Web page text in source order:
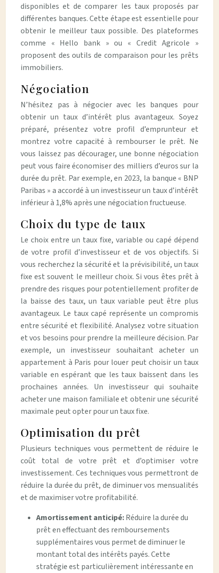
disponibles et de comparer les taux proposés par
différentes banques. Cette étape est essentielle pour
obtenir le meilleur taux possible. Des plateformes
comme « Hello bank » ou « Credit Agricole »
proposent des outils de comparaison pour les prêts
immobiliers.
Négociation
N’hésitez pas à négocier avec les banques pour
obtenir un taux d’intérêt plus avantageux. Soyez
préparé, présentez votre profil d’emprunteur et
montrez votre capacité à rembourser le prêt. Ne
vous laissez pas décourager, une bonne négociation
peut vous faire économiser des milliers d’euros sur la
durée du prêt. Par exemple, en 2023, la banque « BNP
Paribas » a accordé à un investisseur un taux d’intérêt
inférieur à 1,8% après une négociation fructueuse.
Choix du type de taux
Le choix entre un taux fixe, variable ou capé dépend
de votre profil d’investisseur et de vos objectifs. Si
vous recherchez la sécurité et la prévisibilité, un taux
fixe est souvent le meilleur choix. Si vous êtes prêt à
prendre des risques pour potentiellement profiter de
la baisse des taux, un taux variable peut être plus
avantageux. Le taux capé représente un compromis
entre sécurité et flexibilité. Analysez votre situation
et vos besoins pour prendre la meilleure décision. Par
exemple, un investisseur souhaitant acheter un
appartement à Paris pour louer peut choisir un taux
variable en espérant que les taux baissent dans les
prochaines années. Un investisseur qui souhaite
acheter une maison familiale et obtenir une sécurité
maximale peut opter pour un taux fixe.
Optimisation du prêt
Plusieurs techniques vous permettent de réduire le
coût total de votre prêt et d’optimiser votre
investissement. Ces techniques vous permettront de
réduire la durée du prêt, de diminuer vos mensualités
et de maximiser votre profitabilité.
Amortissement anticipé:Réduire la durée du
prêt en effectuant des remboursements
supplémentaires vous permet de diminuer le
montant total des intérêts payés. Cette
stratégie est particulièrement intéressante en